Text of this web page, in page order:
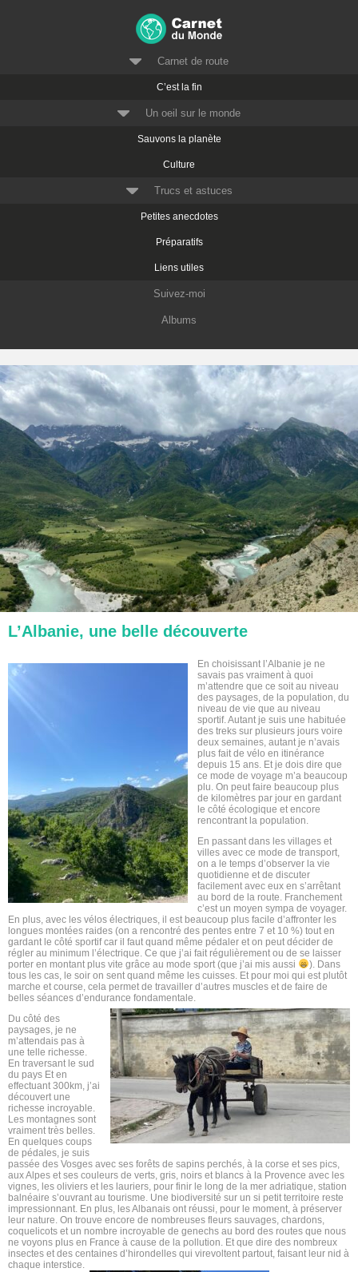
Carnet de route
C’est la fin
Un oeil sur le monde
Sauvons la planète
Culture
Trucs et astuces
Petites anecdotes
Préparatifs
Liens utiles
Suivez-moi
Albums
L’Albanie, une belle découverte
En choisissant l’Albanie je ne
savais pas vraiment à quoi
m’attendre que ce soit au niveau
des paysages, de la population, du
niveau de vie que au niveau
sportif. Autant je suis une habituée
des treks sur plusieurs jours voire
deux semaines, autant je n’avais
plus fait de vélo en itinérance
depuis 15 ans. Et je dois dire que
ce mode de voyage m’a beaucoup
plu. On peut faire beaucoup plus
de kilomètres par jour en gardant
le côté écologique et encore
rencontrant la population.
En passant dans les villages et
villes avec ce mode de transport,
on a le temps d’observer la vie
quotidienne et de discuter
facilement avec eux en s’arrêtant
au bord de la route. Franchement
c’est un moyen sympa de voyager.
En plus, avec les vélos électriques, il est beaucoup plus facile d’affronter les
longues montées raides (on a rencontré des pentes entre 7 et 10 %) tout en
gardant le côté sportif car il faut quand même pédaler et on peut décider de
régler au minimum l’électrique. Ce que j’ai fait régulièrement ou de se laisser
porter en montant plus vite grâce au mode sport (que j’ai mis aussi
). Dans
tous les cas, le soir on sent quand même les cuisses. Et pour moi qui est plutôt
marche et course, cela permet de travailler d’autres muscles et de faire de
belles séances d’endurance fondamentale.
Du côté des
paysages, je ne
m’attendais pas à
une telle richesse.
En traversant le sud
du pays Et en
effectuant 300km, j’ai
découvert une
richesse incroyable.
Les montagnes sont
vraiment très belles.
En quelques coups
de pédales, je suis
passée des Vosges avec ses forêts de sapins perchés, à la corse et ses pics,
aux Alpes et ses couleurs de verts, gris, noirs et blancs à la Provence avec les
vignes, les oliviers et les lauriers, pour finir le long de la mer adriatique, station
balnéaire s’ouvrant au tourisme. Une biodiversité sur un si petit territoire reste
impressionnant. En plus, les Albanais ont réussi, pour le moment, à préserver
leur nature. On trouve encore de nombreuses fleurs sauvages, chardons,
coquelicots et un nombre incroyable de genechs au bord des routes que nous
ne voyons plus en France à cause de la pollution. Et que dire des nombreux
insectes et des centaines d’hirondelles qui virevoltent partout, faisant leur nid à
chaque interstice.